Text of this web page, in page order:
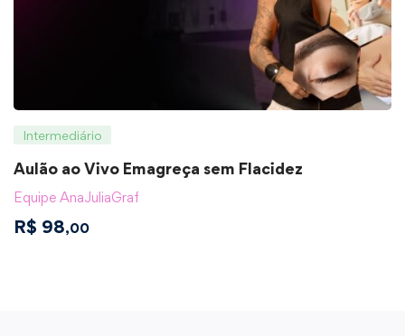
Intermediário
Aulão ao Vivo Emagreça sem Flacidez
Equipe AnaJuliaGraf
R$ 98,00